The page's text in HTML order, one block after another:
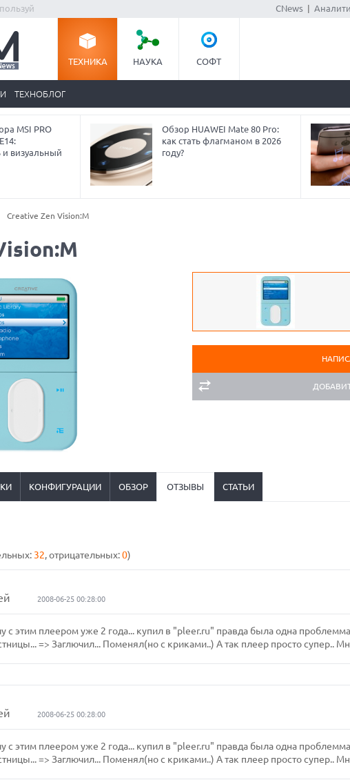
CNews|
ТЕХНИКА НАУКА СОФТ
ТЕХНОБЛОГ
MSI PRO
и визуальный
Обзор HUAWEI Mate 80 Pro:
как стать флагманом в 2026
году?
Creative Zen Vision:M
КОНФИГУРАЦИИ ОБЗОР ОТЗЫВЫ СТАТЬИ
32, отрицательных:0)
2008-06-25 00:28:00
с этим плеером уже 2 года... купил в "pleer.ru" правда была одна
=> Заглючил... Поменял(но с криками..) А так плеер просто супер..
2008-06-25 00:28:00
с этим плеером уже 2 года... купил в "pleer.ru" правда была одна
=> Заглючил... Поменял(но с криками..) А так плеер просто супер..